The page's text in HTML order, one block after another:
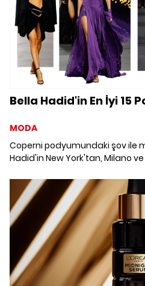
Bella Hadid'in En İyi 15
MODA
Coperni podyumundaki şov ile
Hadid'in New York'tan, Milano ve